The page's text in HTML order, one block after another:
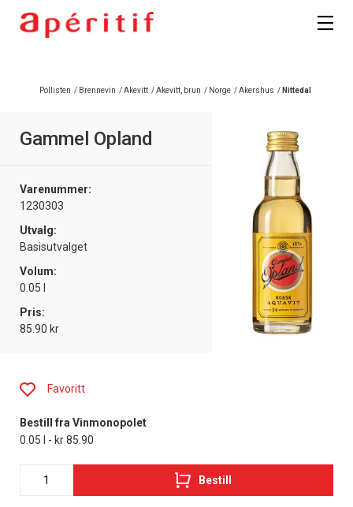
Pollisten / Brennevin /Akevitt /Akevitt, brun / Norge /Akershus / Nittedal
Gammel Opland
Varenummer:
1230303
Utvalg:
Basisutvalget
Volum:
0.05 l
Pris:
85.90 kr
Favoritt
Bestill fra Vinmonopolet
0.05 l - kr 85.90
Bestill